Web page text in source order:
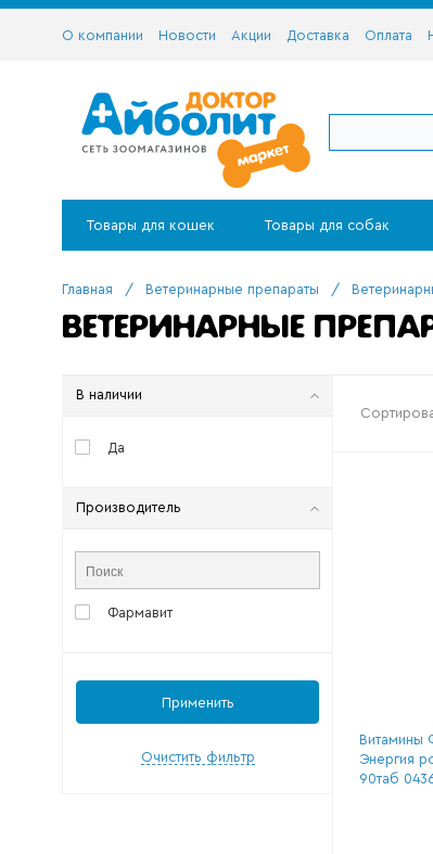
О компании Новости Акции Доставка Оплата
Товары для кошек Товары для собак
Главная / Ветеринарные препараты /
ВЕТЕРИНАРНЫЕ
В наличии
Да
Производитель
Фармавит
Применить
Очистить фильтр
Витамины
Энергия
90таб